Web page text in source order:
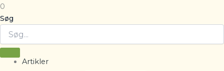
0
Søg
Artikler